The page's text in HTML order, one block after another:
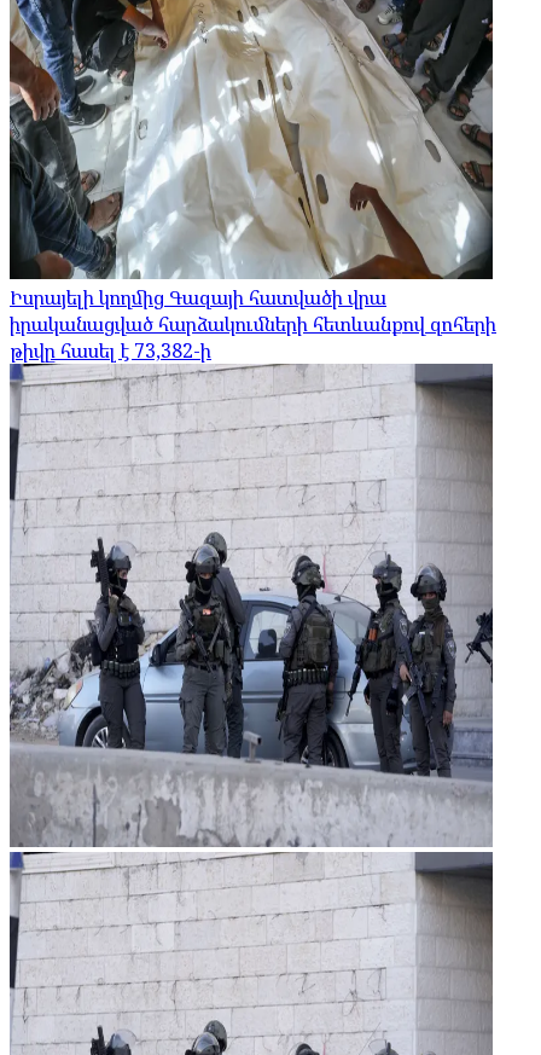
Իսրայելի կողմից Գազայի հատվածի վրա
իրականացված հարձակումների հետևանքով զոհերի
թիվը հասել է 73,382-ի